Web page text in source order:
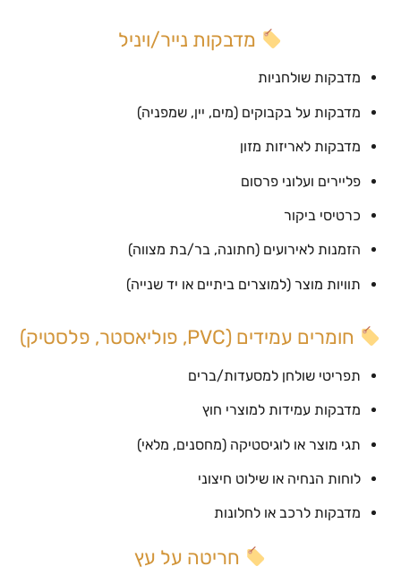
מדבקות נייר/ויניל
מדבקות שולחניות
מדבקות על בקבוקים (מים, יין, שמפניה)
מדבקות לאריזות מזון
פליירים ועלוני פרסום
כרטיסי ביקור
הזמנות לאירועים (חתונה, בר/בת מצווה)
תוויות מוצר (למוצרים ביתיים או יד שנייה)
חומרים עמידים (PVC, פוליאסטר, פלסטיק)
תפריטי שולחן למסעדות/ברים
מדבקות עמידות למוצרי חוץ
תגי מוצר או לוגיסטיקה (מחסנים, מלאי)
לוחות הנחיה או שילוט חיצוני
מדבקות לרכב או לחלונות
חריטה על עץ